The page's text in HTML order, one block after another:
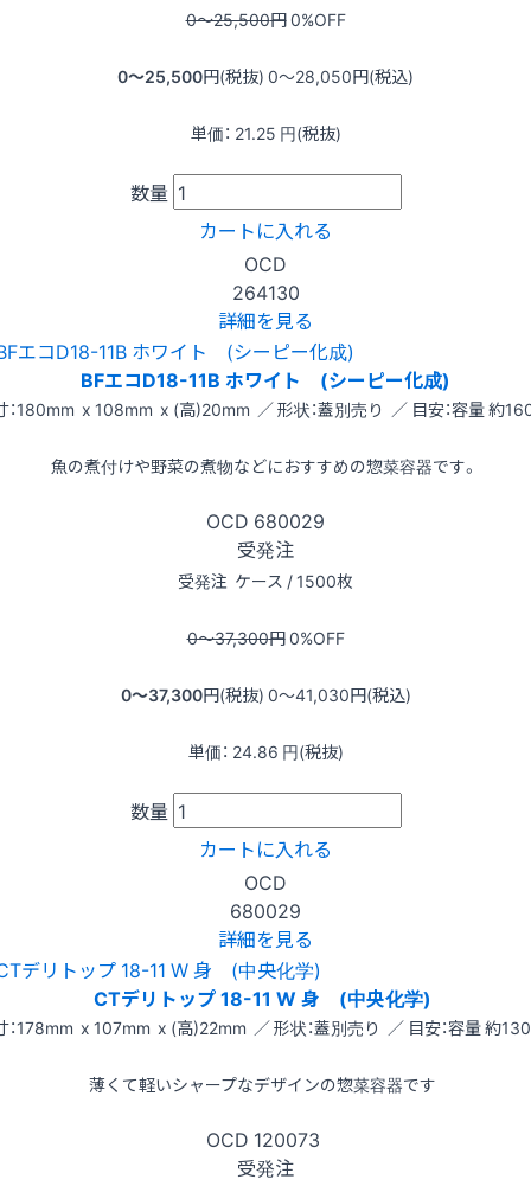
0〜25,500円0%OFF
0〜25,500円(税抜) 0〜28,050円(税込)
単価： 21.25 円(税抜)
数量
カートに入れる
OCD
264130
詳細を見る
BFエコD18-11B ホワイト (シーピー化成)
：180mm x 108mm x (高)20mm ／ 形状：蓋別売り ／ 目安：容量 約
魚の煮付けや野菜の煮物などにおすすめの惣菜容器です。
OCD 680029
受発注
受発注 ケース / 1500枚
0〜37,300円0%OFF
0〜37,300円(税抜) 0〜41,030円(税込)
単価： 24.86 円(税抜)
数量
カートに入れる
OCD
680029
詳細を見る
CTデリトップ 18-11 W 身 (中央化学)
：178mm x 107mm x (高)22mm ／ 形状：蓋別売り ／ 目安：容量 約
薄くて軽いシャープなデザインの惣菜容器です
OCD 120073
受発注